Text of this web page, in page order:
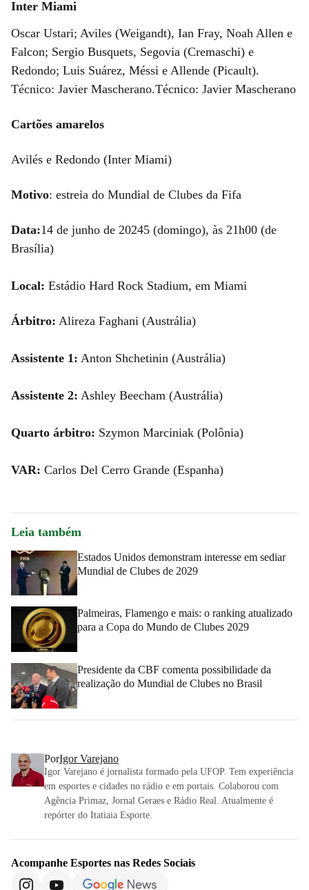
Inter Miami
Oscar Ustari; Aviles (Weigandt), Ian Fray, Noah Allen e
Falcon; Sergio Busquets, Segovia (Cremaschi) e
Redondo; Luis Suárez, Méssi e Allende (Picault).
Técnico: Javier Mascherano.Técnico: Javier Mascherano
Cartões amarelos
Avilés e Redondo (Inter Miami)
Motivo: estreia do Mundial de Clubes da Fifa
Data:14 de junho de 20245 (domingo), às 21h00 (de
Brasília)
Local: Estádio Hard Rock Stadium, em Miami
Árbitro: Alireza Faghani (Austrália)
Assistente 1: Anton Shchetinin (Austrália)
Assistente 2: Ashley Beecham (Austrália)
Quarto árbitro: Szymon Marciniak (Polônia)
VAR: Carlos Del Cerro Grande (Espanha)
Leia também
Estados Unidos demonstram interesse em sediar
Mundial de Clubes de 2029
Palmeiras, Flamengo e mais: o ranking atualizado
para a Copa do Mundo de Clubes 2029
Presidente da CBF comenta possibilidade da
realização do Mundial de Clubes no Brasil
PorIgor Varejano
Igor Varejano é jornalista formado pela UFOP. Tem experiência
em esportes e cidades no rádio e em portais. Colaborou com
Agência Primaz, Jornal Geraes e Rádio Real. Atualmente é
repórter do Itatiaia Esporte.
Acompanhe Esportes nas Redes Sociais